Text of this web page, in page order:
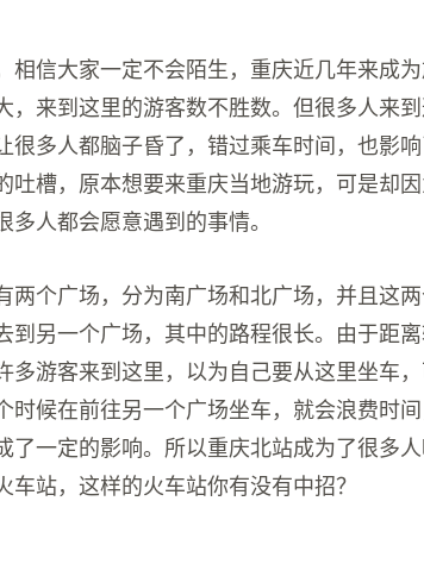
相信大家一定不会陌生，重庆近几年来成
，来到这里的游客数不胜数。但很多人来
很多人都脑子昏了，错过乘车时间，也影
吐槽，原本想要来重庆当地游玩，可是却
人都会愿意遇到的事情。
两个广场，分为南广场和北广场，并且这
到另一个广场，其中的路程很长。由于距
多游客来到这里，以为自己要从这里坐车
时候在前往另一个广场坐车，就会浪费时
了一定的影响。所以重庆北站成为了很多
车站，这样的火车站你有没有中招？